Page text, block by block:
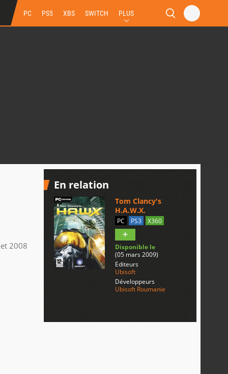
PC PS5 XBS SWITCH PLUS
2008
En relation
Tom Clancy's
H.A.W.X.
PC PS3 X360
Disponible le
(05 mars 2009)
Editeurs
Ubisoft
Développeurs
Ubisoft Roumanie